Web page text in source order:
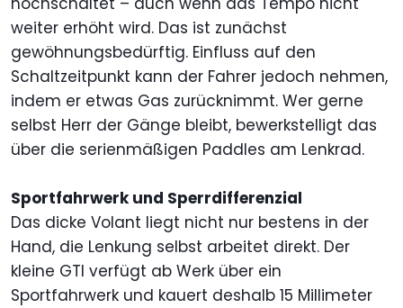
weiter erhöht wird. Das ist zunächst
gewöhnungsbedürftig. Einfluss auf den
Schaltzeitpunkt kann der Fahrer jedoch nehmen,
indem er etwas Gas zurücknimmt. Wer gerne
selbst Herr der Gänge bleibt, bewerkstelligt das
über die serienmäßigen Paddles am Lenkrad.
Sportfahrwerk und Sperrdifferenzial
Das dicke Volant liegt nicht nur bestens in der
Hand, die Lenkung selbst arbeitet direkt. Der
kleine GTI verfügt ab Werk über ein
Sportfahrwerk und kauert deshalb 15 Millimeter